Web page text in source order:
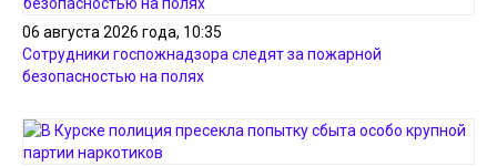
06 августа 2026 года, 10:35
Сотрудники госпожнадзора следят за пожарной
безопасностью на полях